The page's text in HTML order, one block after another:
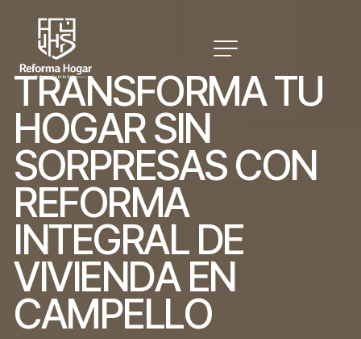
TRANSFORMATU
HOGARSIN
SORPRESASCON
REFORMA
INTEGRAL DE
VIVIENDA EN
CAMPELLO